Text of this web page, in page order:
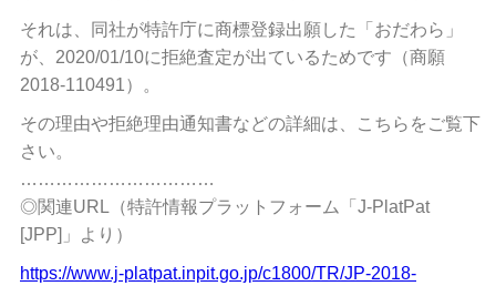
それは、同社が特許庁に商標登録出願した「おだわら」
が、2020/01/10に拒絶査定が出ているためです（商願
2018-110491）。
その理由や拒絶理由通知書などの詳細は、こちらをご覧下
さい。
◎関連URL（特許情報プラットフォーム「J-PlatPat
[JPP]」より）
https://www.j-platpat.inpit.go.jp/c1800/TR/JP-2018-